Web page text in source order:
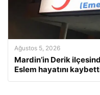
Ağustos 5, 2026
Mardin’in Derik
Eslem hayatını